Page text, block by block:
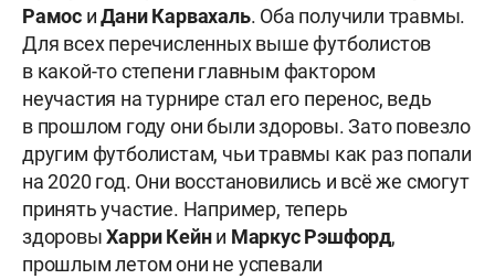
Рамос иДани Карвахаль. Оба получили травмы.
Для всех перечисленных выше футболистов
в какой-то степени главным фактором
неучастия на турнире стал его перенос, ведь
в прошлом году они были здоровы. Зато повезло
другим футболистам, чьи травмы как раз попали
на 2020 год. Они восстановились и всё же смогут
принять участие. Например, теперь
здоровыХарри Кейни Маркус Рэшфорд,
прошлым летом они не успевали